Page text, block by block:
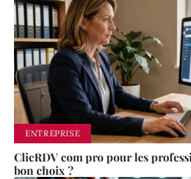
ENTREPRISE
ClicRDV com pro pour les
bon choix ?